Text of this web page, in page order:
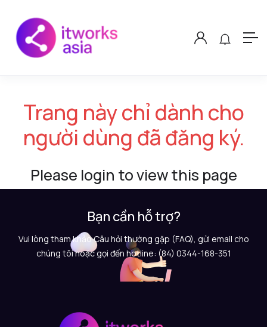
Trang này chỉ dành cho
người dùng đã đăng ký.
Please login to view this page
Bạn cần hỗ trợ?
Vui lòng tham khảo Câu hỏi thường gặp (FAQ), gửi email cho
chúng tôi hoặc gọi đến hotline: (84) 0344-168-351